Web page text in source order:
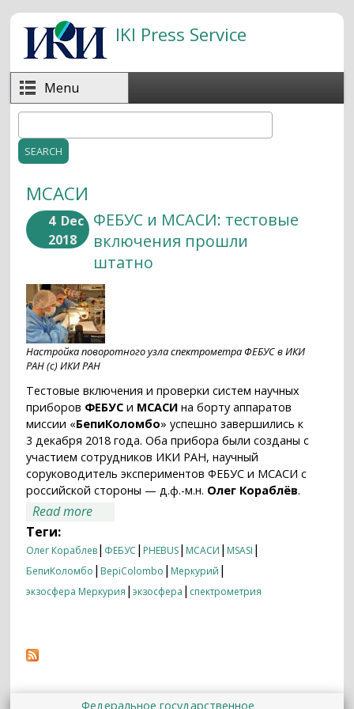
Skip to main content
IKI Press Service
Menu
Search form
МСАСИ
4 Dec
2018
ФЕБУС и МСАСИ: тестовые
включения прошли
штатно
Настройка поворотного узла спектрометра ФЕБУС в ИКИ
РАН (с) ИКИ РАН
Тестовые включения и проверки систем научных
приборов ФЕБУС и МСАСИ на борту аппаратов
миссии «БепиКоломбо» успешно завершились к
3 декабря 2018 года. Оба прибора были созданы с
участием сотрудников ИКИ РАН, научный
соруководитель экспериментов ФЕБУС и МСАСИ с
российской стороны — д.ф.-м.н. Олег Кораблёв.
Read more
Теги:
Олег Кораблев| ФЕБУС | PHEBUS| МСАСИ | MSASI |
БепиКоломбо | BepiColombo | Меркурий |
экзосфера Меркурия |экзосфера | спектрометрия
Федеральное государственное